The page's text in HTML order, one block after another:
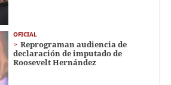
OFICIAL
Reprograman audiencia de
declaración de imputado de
Roosevelt Hernández